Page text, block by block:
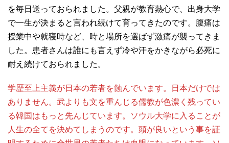
を毎日送っておられました。父親が教育熱心で、出身大学
で一生が決まると言われ続けて育ってきたのです。腹痛は
授業中や就寝時など、時と場所を選ばず激痛が襲ってきま
した。患者さんは誰にも言えず冷や汗をかきながら必死に
耐え続けておられました。
学歴至上主義が日本の若者を蝕んでいます。日本だけでは
ありません。武よりも文を重んじる儒教が色濃く残ってい
る韓国はもっと先んじています。ソウル大学に入ることが
人生の全てを決めてしまうのです。頭が良いという事を証